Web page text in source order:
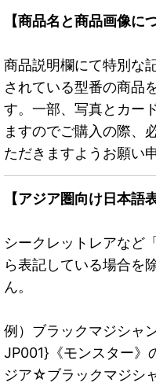
【商品名と商品画像に
商品説明欄にて特別な
されている型番の商品
す。一部、写真とカー
ますのでご購入の際、
ただきますようお願い
【アジア圏向け日本語
シークレットレアなど
ら表記している場合を
ん。
例）ブラックマジシャ
JP001}《モンスター
ジア☆ブラックマジシ